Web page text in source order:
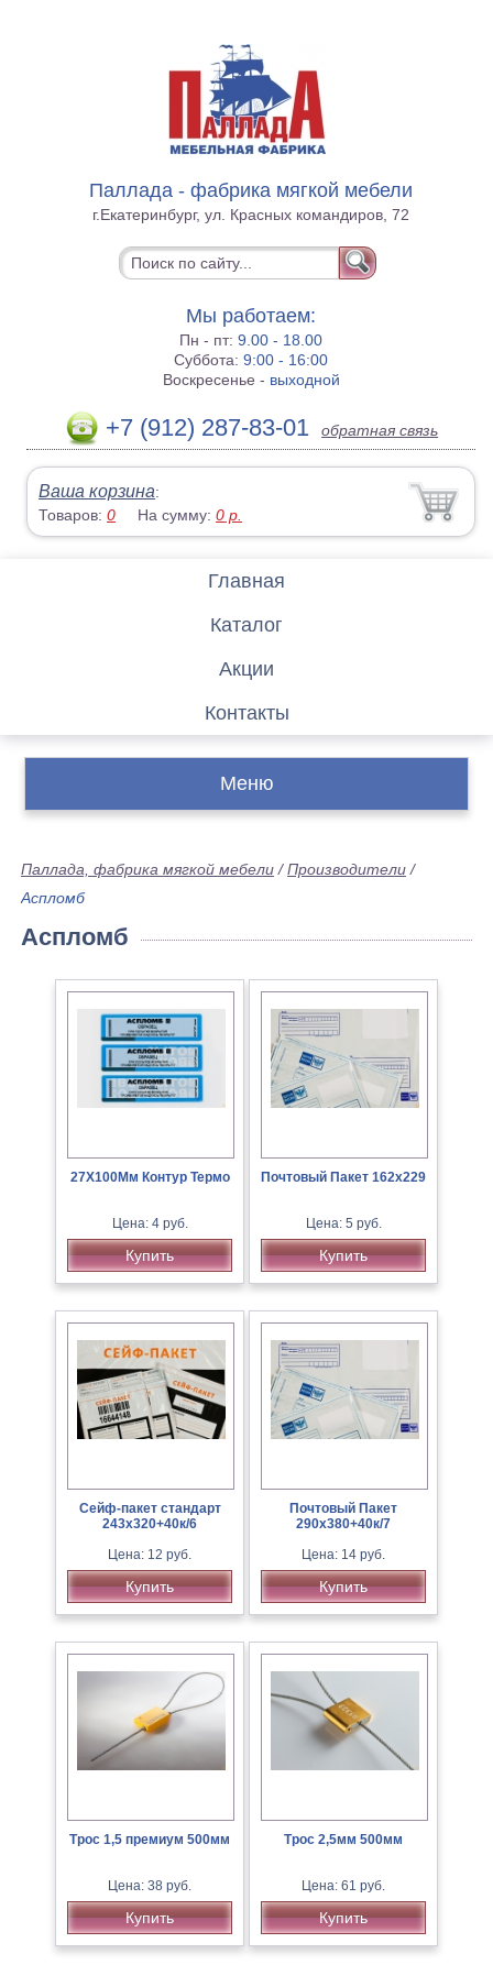
Паллада - фабрика мягкой мебели
г.Екатеринбург, ул. Красных командиров, 72
Мы работаем:
Пн - пт:9.00 - 18.00
Суббота:9:00 - 16:00
Воскресенье - выходной
+7 (912) 287-83-01 обратная связь
Ваша корзина:
Товаров:0 На сумму:0 р.
Главная
Каталог
Акции
Контакты
Меню
Паллада, фабрика мягкой мебели /Производители /
Аспломб
Аспломб
27Х100Мм Контур Термо
Цена: 4 руб.
Купить
Почтовый Пакет 162х229
Цена: 5 руб.
Купить
Сейф-пакет стандарт
243х320+40к/6
Цена: 12 руб.
Купить
Почтовый Пакет
290х380+40к/7
Цена: 14 руб.
Купить
Трос 1,5 премиум 500мм
Цена: 38 руб.
Купить
Трос 2,5мм 500мм
Цена: 61 руб.
Купить